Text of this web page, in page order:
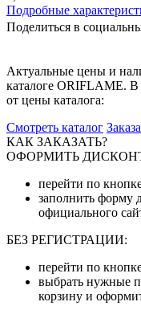
Подробные
Поделиться в
Актуальные цены и
каталоге ORIFLAME.
от цены каталога:
Смотреть каталог
КАК ЗАКАЗАТЬ?
ОФОРМИТЬ
перейти по
заполнить форму
официального
БЕЗ РЕГИСТРАЦИИ:
перейти по
выбрать нужные
корзину и